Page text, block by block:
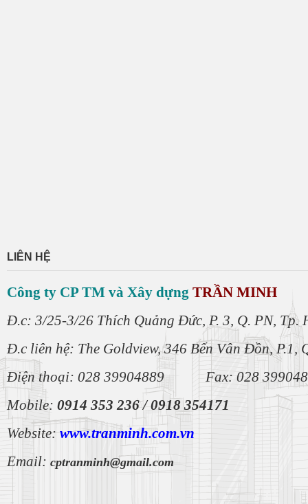
LIÊN HỆ
Công ty CP TM và Xây dựng TRẦN MINH
Đ.c: 3/25-3/26 Thích Quảng Đức, P. 3, Q. PN, Tp.
Đ.c liên hệ: The Goldview, 346 Bến Vân Đồn, P.1,
Điện thoại: 028 39904889 Fax: 028
Mobile: 0914 353 236 /0918 354171
Website: www.tranminh.com.vn
Email: cptranminh@gmail.com